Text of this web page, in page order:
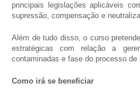
principais legislações aplicáveis
supressão, compensação e
Além de tudo disso, o curso
estratégicas com relação a
contaminadas e fase do processo de
Como irá se beneficiar